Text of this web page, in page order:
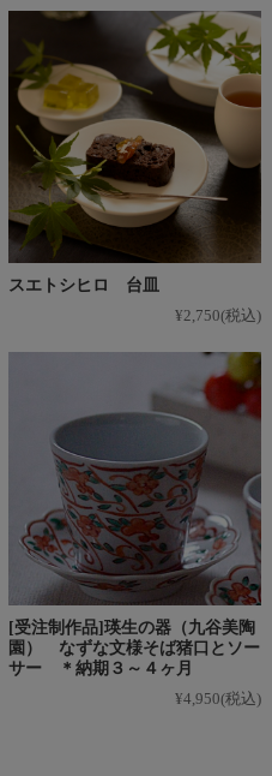
スエトシヒロ 台皿
¥2,750(税込)
[受注制作品]瑛生の器（九谷美陶
園） なずな文様そば猪口とソー
サー ＊納期３～４ヶ月
¥4,950(税込)